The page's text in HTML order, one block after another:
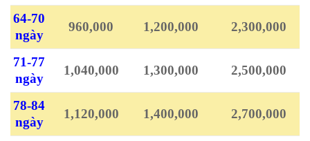
64-70
ngày
960,000 1,200,000 2,300,000
71-77
ngày
1,040,000 1,300,000 2,500,000
78-84
ngày
1,120,000 1,400,000 2,700,000